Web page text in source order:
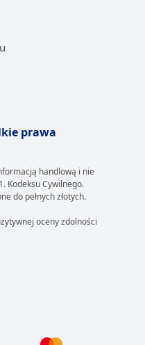
prawa
handlową i nie
Kodeksu Cywilnego.
do pełnych złotych.
oceny zdolności